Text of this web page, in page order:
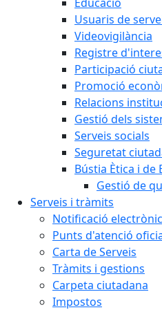
Usuaris de
Videovigilància
Registre
Participació
Promoció
Relacions
Gestió dels
Serveis socials
Seguretat
Bústia Ètica i de
Gestió de
Serveis i tràmits
Notificació
Punts d'atenció
Carta de Serveis
Tràmits i gestions
Carpeta ciutadana
Impostos